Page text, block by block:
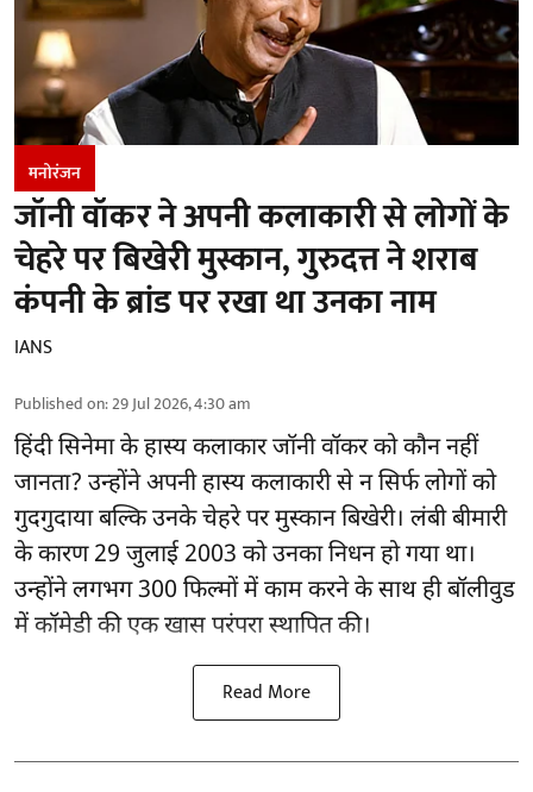
मनोरंजन
जॉनी वॉकर ने अपनी कलाकारी से लोगों के
चेहरे पर बिखेरी मुस्कान, गुरुदत्त ने शराब
कंपनी के ब्रांड पर रखा था उनका नाम
IANS
Published on:29 Jul 2026, 4:30 am
हिंदी सिनेमा के हास्य कलाकार जॉनी वॉकर को कौन नहीं
जानता? उन्होंने अपनी हास्य कलाकारी से न सिर्फ लोगों को
गुदगुदाया बल्कि उनके चेहरे पर मुस्कान बिखेरी। लंबी बीमारी
के कारण 29 जुलाई 2003 को उनका निधन हो गया था।
उन्होंने लगभग 300 फिल्मों में काम करने के साथ ही बॉलीवुड
में कॉमेडी की एक खास परंपरा स्थापित की।
Read More